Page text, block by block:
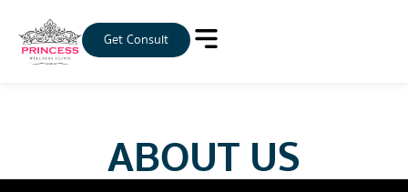
Get Consult
ABOUT US